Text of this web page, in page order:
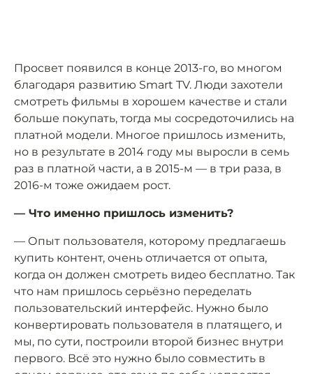
Просвет появился в конце 2013-го, во многом
благодаря развитию Smart TV. Люди захотели
смотреть фильмы в хорошем качестве и стали
больше покупать, тогда мы сосредоточились на
платной модели. Многое пришлось изменить,
но в результате в 2014 году мы выросли в семь
раз в платной части, а в 2015-м — в три раза, в
2016-м тоже ожидаем рост.
— Что именно пришлось изменить?
— Опыт пользователя, которому предлагаешь
купить контент, очень отличается от опыта,
когда он должен смотреть видео бесплатно. Так
что нам пришлось серьёзно переделать
пользовательский интерфейс. Нужно было
конвертировать пользователя в платящего, и
мы, по сути, построили второй бизнес внутри
первого. Всё это нужно было совместить в